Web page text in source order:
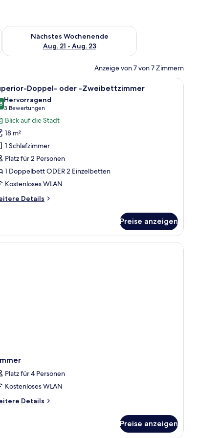
Aug. 14 - Aug. 16.
Nächstes Wochenende
Aug. 21 - Aug. 23
Überprüfe die Verfügbarkeit für nächstes Wochenende, Aug.
Anzeige von 7 von 7 Zimmern
einem Glastisch, einem Sessel, einem Fernseher und einer Tür
Ein Hotelzimmer mit zwei Betten, einem
10 Doppel- oder -Zweibettzimmer
von 10
Hervorragend
3 Bewertungen
(3
Bewertungen)
Blick auf die Stadt
18 m²
1 Schlafzimmer
Platz für 2 Personen
1 Doppelbett ODER 2 Einzelbetten
Kostenloses WLAN
Details
Preise anzeigen
Platz für 4 Personen
Kostenloses WLAN
Details
Preise anzeigen